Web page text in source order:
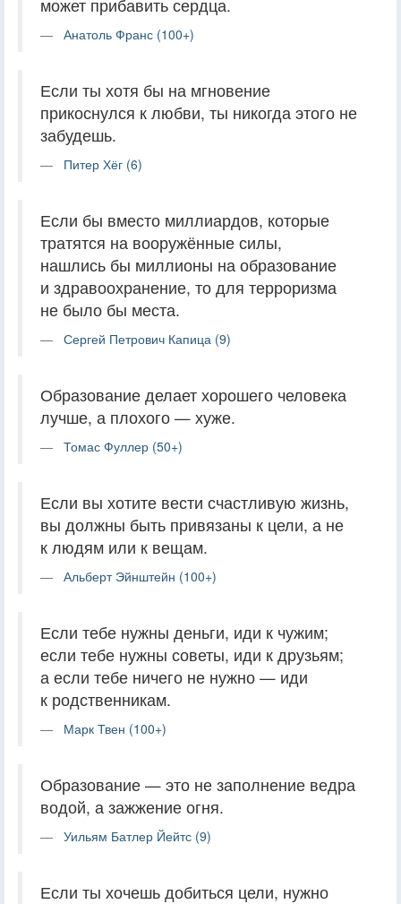
может прибавить сердца.
Анатоль Франс (100+)
Если ты хотя бы на мгновение
прикоснулся к любви, ты никогда этого не
забудешь.
Питер Хёг (6)
Если бы вместо миллиардов, которые
тратятся на вооружённые силы,
нашлись бы миллионы на образование
и здравоохранение, то для терроризма
не было бы места.
Сергей Петрович Капица (9)
Образование делает хорошего человека
лучше, а плохого — хуже.
Томас Фуллер (50+)
Если вы хотите вести счастливую жизнь,
вы должны быть привязаны к цели, а не
к людям или к вещам.
Альберт Эйнштейн (100+)
Если тебе нужны деньги, иди к чужим;
если тебе нужны советы, иди к друзьям;
а если тебе ничего не нужно — иди
к родственникам.
Марк Твен (100+)
Образование — это не заполнение ведра
водой, а зажжение огня.
Уильям Батлер Йейтс (9)
Если ты хочешь добиться цели, нужно